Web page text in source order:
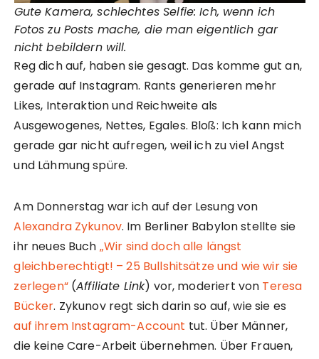
Gute Kamera, schlechtes Selfie: Ich, wenn ich
Fotos zu Posts mache, die man eigentlich gar
nicht bebildern will.
Reg dich auf, haben sie gesagt. Das komme gut an,
gerade auf Instagram. Rants generieren mehr
Likes, Interaktion und Reichweite als
Ausgewogenes, Nettes, Egales. Bloß: Ich kann mich
gerade gar nicht aufregen, weil ich zu viel Angst
und Lähmung spüre.
Am Donnerstag war ich auf der Lesung von
Alexandra Zykunov. Im Berliner Babylon stellte sie
ihr neues Buch „Wir sind doch alle längst
gleichberechtigt! – 25 Bullshitsätze und wie wir sie
zerlegen“(Affiliate Link) vor, moderiert von Teresa
Bücker. Zykunov regt sich darin so auf, wie sie es
auf ihrem Instagram-Account tut. Über Männer,
die keine Care-Arbeit übernehmen. Über Frauen,